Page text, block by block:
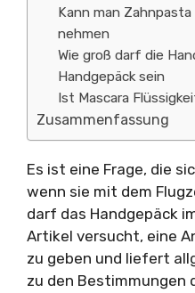
Kann man
nehmen
Wie groß darf die
Handgepäck sein
Ist Mascara
Zusammenfassung
Es ist eine Frage, die
wenn sie mit dem
darf das Handgepäck
Artikel versucht, eine
zu geben und liefert
zu den Bestimmungen